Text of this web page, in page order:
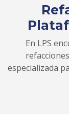
En LPS
especializada